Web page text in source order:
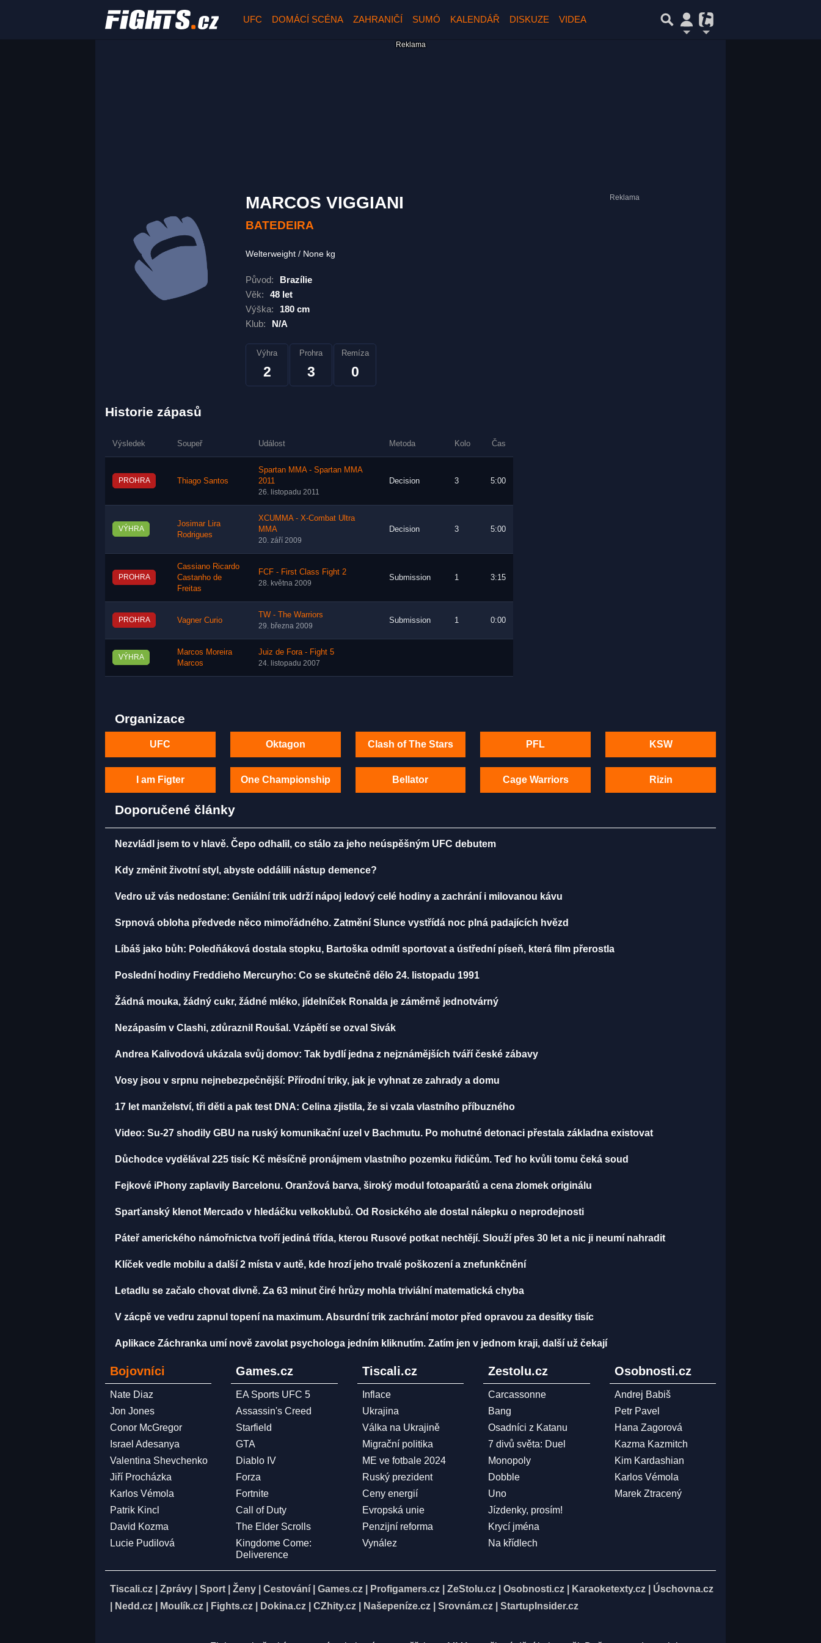
UFC DOMÁCÍ SCÉNA ZAHRANIČÍ SUMÓ KALENDÁŘ DISKUZE VIDEA
MARCOS VIGGIANI
BATEDEIRA
Welterweight None kg
Původ:
Brazílie
Věk:
48 let
Výška:
180 cm
Klub:
N/A
Výhra
2
Prohra
3
Remíza
0
Historie zápasů
Výsledek Soupeř Událost Metoda Kolo Čas
PROHRA Thiago Santos
Spartan MMA - Spartan MMA
2011
26. listopadu 2011
Decision 3 5:00
VÝHRA
Josimar Lira
Rodrigues
XCUMMA - X-Combat Ultra
MMA
20. září 2009
Decision 3 5:00
PROHRA
Cassiano Ricardo
Castanho de
Freitas
FCF - First Class Fight 2
28. května 2009
Submission 1 3:15
PROHRA Vagner Curio
TW - The Warriors
29. března 2009
Submission 1 0:00
VÝHRA
Marcos Moreira
Marcos
Juiz de Fora - Fight 5
24. listopadu 2007
Organizace
UFC Oktagon Clash of The Stars PFL KSW
I am Figter One Championship Bellator Cage Warriors Rizin
Doporučené články
Nezvládl jsem to v hlavě. Čepo odhalil, co stálo za jeho neúspěšným UFC debutem
Kdy změnit životní styl, abyste oddálili nástup demence?
Vedro už vás nedostane: Geniální trik udrží nápoj ledový celé hodiny a zachrání i milovanou kávu
Srpnová obloha předvede něco mimořádného. Zatmění Slunce vystřídá noc plná padajících hvězd
Líbáš jako bůh: Poledňáková dostala stopku, Bartoška odmítl sportovat a ústřední píseň, která film přerostla
Poslední hodiny Freddieho Mercuryho: Co se skutečně dělo 24. listopadu 1991
Žádná mouka, žádný cukr, žádné mléko, jídelníček Ronalda je záměrně jednotvárný
Nezápasím v Clashi, zdůraznil Roušal. Vzápětí se ozval Sivák
Andrea Kalivodová ukázala svůj domov: Tak bydlí jedna z nejznámějších tváří české zábavy
Vosy jsou v srpnu nejnebezpečnější: Přírodní triky, jak je vyhnat ze zahrady a domu
17 let manželství, tři děti a pak test DNA: Celina zjistila, že si vzala vlastního příbuzného
Video: Su-27 shodily GBU na ruský komunikační uzel v Bachmutu. Po mohutné detonaci přestala základna existovat
Důchodce vydělával 225 tisíc Kč měsíčně pronájmem vlastního pozemku řidičům. Teď ho kvůli tomu čeká soud
Fejkové iPhony zaplavily Barcelonu. Oranžová barva, široký modul fotoaparátů a cena zlomek originálu
Sparťanský klenot Mercado v hledáčku velkoklubů. Od Rosického ale dostal nálepku o neprodejnosti
Páteř amerického námořnictva tvoří jediná třída, kterou Rusové potkat nechtějí. Slouží přes 30 let a nic ji neumí nahradit
Klíček vedle mobilu a další 2 místa v autě, kde hrozí jeho trvalé poškození a znefunkčnění
Letadlu se začalo chovat divně. Za 63 minut čiré hrůzy mohla triviální matematická chyba
V zácpě ve vedru zapnul topení na maximum. Absurdní trik zachrání motor před opravou za desítky tisíc
Aplikace Záchranka umí nově zavolat psychologa jedním kliknutím. Zatím jen v jednom kraji, další už čekají
Bojovníci
Nate Diaz
Jon Jones
Conor McGregor
Israel Adesanya
Valentina Shevchenko
Jiří Procházka
Karlos Vémola
Patrik Kincl
David Kozma
Lucie Pudilová
Games.cz
EA Sports UFC 5
Assassin's Creed
Starfield
GTA
Diablo IV
Forza
Fortnite
Call of Duty
The Elder Scrolls
Kingdome Come:
Deliverence
Tiscali.cz
Inflace
Ukrajina
Válka na Ukrajině
Migrační politika
ME ve fotbale 2024
Ruský prezident
Ceny energií
Evropská unie
Penzijní reforma
Vynález
Zestolu.cz
Carcassonne
Bang
Osadníci z Katanu
7 divů světa: Duel
Monopoly
Dobble
Uno
Jízdenky, prosím!
Krycí jména
Na křídlech
Osobnosti.cz
Andrej Babiš
Petr Pavel
Hana Zagorová
Kazma Kazmitch
Kim Kardashian
Karlos Vémola
Marek Ztracený
Tiscali.cz Zprávy Sport Ženy Cestování Games.cz Profigamers.cz ZeStolu.cz Osobnosti.cz Karaoketexty.cz
Úschovna.cz
Nedd.cz Moulík.cz Fights.cz Dokina.cz CZhity.cz Našepeníze.cz Srovnám.cz StartupInsider.cz